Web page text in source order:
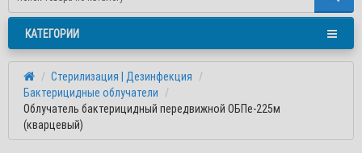
КАТЕГОРИИ
Стерилизация | Дезинфекция
Бактерицидные облучатели
Облучатель бактерицидный передвижной ОБПе-225м
(кварцевый)